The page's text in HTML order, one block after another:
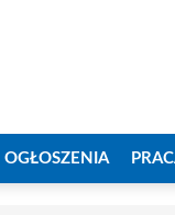
OGŁOSZENIA